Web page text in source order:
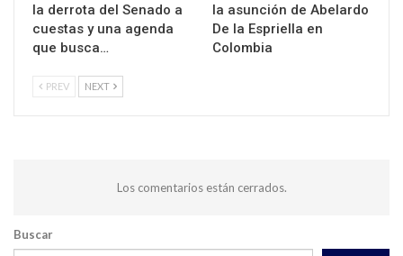
la derrota del Senado a
cuestas y una agenda
que busca…
la asunción de Abelardo
De la Espriella en
Colombia
PREV NEXT
Los comentarios están cerrados.
Buscar